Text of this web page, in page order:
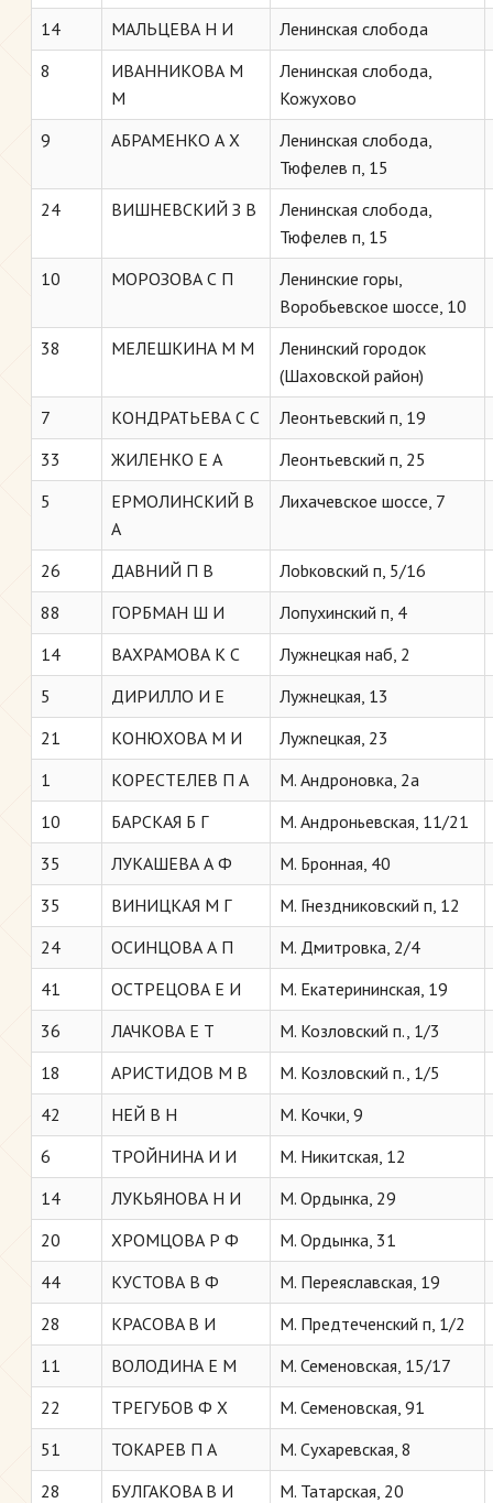
14
МАЛЬЦЕВА Н И
Ленинская слобода
8
ИВАННИКОВА М
М
Ленинская слобода,
Кожухово
9
АБРАМЕНКО А Х
Ленинская слобода,
Тюфелев п, 15
24
ВИШНЕВСКИЙ З В
Ленинская слобода,
Тюфелев п, 15
10
МОРОЗОВА С П
Ленинские горы,
Воробьевское шоссе, 10
38
МЕЛЕШКИНА М М
Ленинский городок
(Шаховской район)
7
КОНДРАТЬЕВА С С
Леонтьевский п, 19
33
ЖИЛЕНКО Е А
Леонтьевский п, 25
5
ЕРМОЛИНСКИЙ В
А
Лихачевское шоссе, 7
26 ДАВНИЙ П В
Лobковский п, 5/16
88
ГОРБМАН Ш И
Лопухинский п, 4
14
ВАХРАМОВА К С
Лужнецкая наб, 2
5
ДИРИЛЛО И Е
Лужнецкая, 13
21
КОНЮХОВА М И
Лужneцкая, 23
1
КОРЕСТЕЛЕВ П А
М. Андроновка, 2а
10
БАРСКАЯ Б Г
М. Андроньевская, 11/21
35
ЛУКАШЕВА А Ф
М. Бронная, 40
35
ВИНИЦКАЯ М Г
М. Гнездниковский п, 12
24
ОСИНЦОВА А П
М. Дмитровка, 2/4
41
ОСТРЕЦОВА Е И
М. Екатерининская, 19
36
ЛАЧКОВА Е Т
М. Козловский п., 1/3
18
АРИСТИДОВ М В
М. Козловский п., 1/5
42
НЕЙ В Н
М. Кочки, 9
6
ТРОЙНИНА И И
М. Никитская, 12
14
ЛУКЬЯНОВА Н И
М. Ордынка, 29
20
ХРОМЦОВА Р Ф
М. Ордынка, 31
44
КУСТОВА В Ф
М. Переяславская, 19
28
КРАСОВA В И
М. Предтеченский п, 1/2
11
ВОЛОДИНА Е М
М. Семеновская, 15/17
22
ТРЕГУБОВ Ф Х
М. Семеновская, 91
51
ТОКАРЕВ П A
М. Сухаревская, 8
28
БУЛГАКОВA В И
М. Татарская, 20